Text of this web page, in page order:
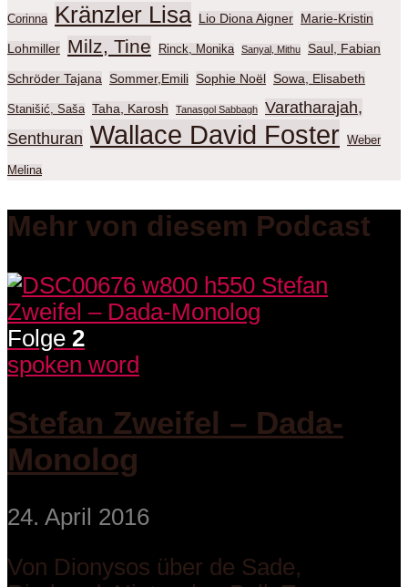
Corinna Kränzler Lisa Lio Diona Aigner Marie-Kristin
Lohmiller Milz, Tine Rinck, Monika Sanyal, Mithu Saul, Fabian
Schröder Tajana Sommer,Emili Sophie Noël Sowa, Elisabeth
Stanišić, Saša Taha, Karosh Tanasgol Sabbagh
Varatharajah,
Senthuran Wallace David Foster Weber
Melina
Mehr von diesem Podcast
Folge 2
spoken word
Stefan Zweifel – Dada-
Monolog
24. April 2016
Von Dionysos über de Sade,